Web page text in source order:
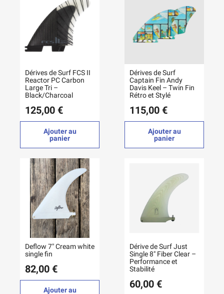
Dérives de Surf FCS II
Reactor PC Carbon
Large Tri –
Black/Charcoal
125,00 €
Ajouter au
panier
Dérives de Surf
Captain Fin Andy
Davis Keel – Twin Fin
Rétro et Stylé
115,00 €
Ajouter au
panier
Deflow 7" Cream white
single fin
82,00 €
Ajouter au
Dérive de Surf Just
Single 8" Fiber Clear –
Performance et
Stabilité
60,00 €